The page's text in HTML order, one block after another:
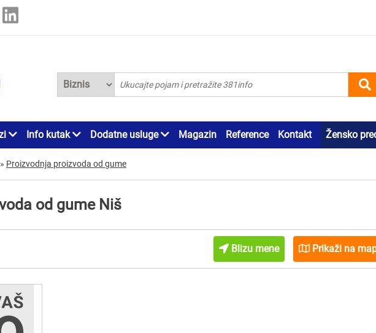
Info kutak Dodatne usluge Magazin Reference Kontakt Žensko
» Proizvodnja proizvoda od gume
od gume Niš
Blizu mene Prikaži na